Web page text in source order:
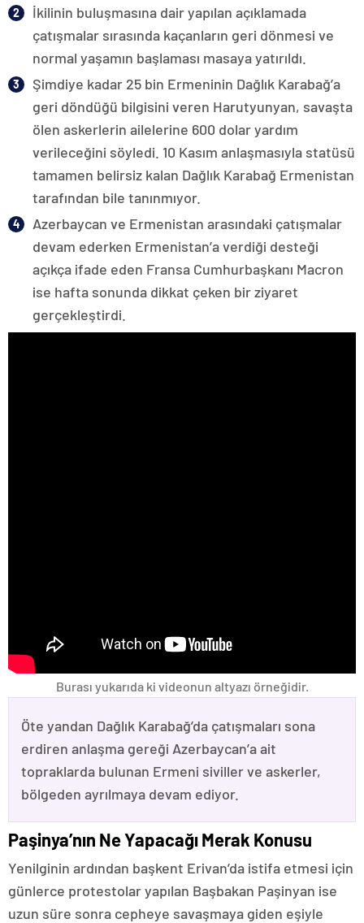
İkilinin buluşmasına dair yapılan açıklamada
çatışmalar sırasında kaçanların geri dönmesi ve
normal yaşamın başlaması masaya yatırıldı.
Şimdiye kadar 25 bin Ermeninin Dağlık Karabağ’a
geri döndüğü bilgisini veren Harutyunyan, savaşta
ölen askerlerin ailelerine 600 dolar yardım
verileceğini söyledi. 10 Kasım anlaşmasıyla statüsü
tamamen belirsiz kalan Dağlık Karabağ Ermenistan
tarafından bile tanınmıyor.
Azerbaycan ve Ermenistan arasındaki çatışmalar
devam ederken Ermenistan’a verdiği desteği
açıkça ifade eden Fransa Cumhurbaşkanı Macron
ise hafta sonunda dikkat çeken bir ziyaret
gerçekleştirdi.
Burası yukarıda ki videonun altyazı örneğidir.
Öte yandan Dağlık Karabağ’da çatışmaları sona
erdiren anlaşma gereği Azerbaycan’a ait
topraklarda bulunan Ermeni siviller ve askerler,
bölgeden ayrılmaya devam ediyor.
Paşinya’nın Ne Yapacağı Merak Konusu
Yenilginin ardından başkent Erivan’da istifa etmesi için
günlerce protestolar yapılan Başbakan Paşinyan ise
uzun süre sonra cepheye savaşmaya giden eşiyle